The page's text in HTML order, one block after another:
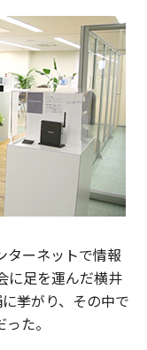
ターネットで情報
に足を運んだ横井
挙がり、その中で
た。